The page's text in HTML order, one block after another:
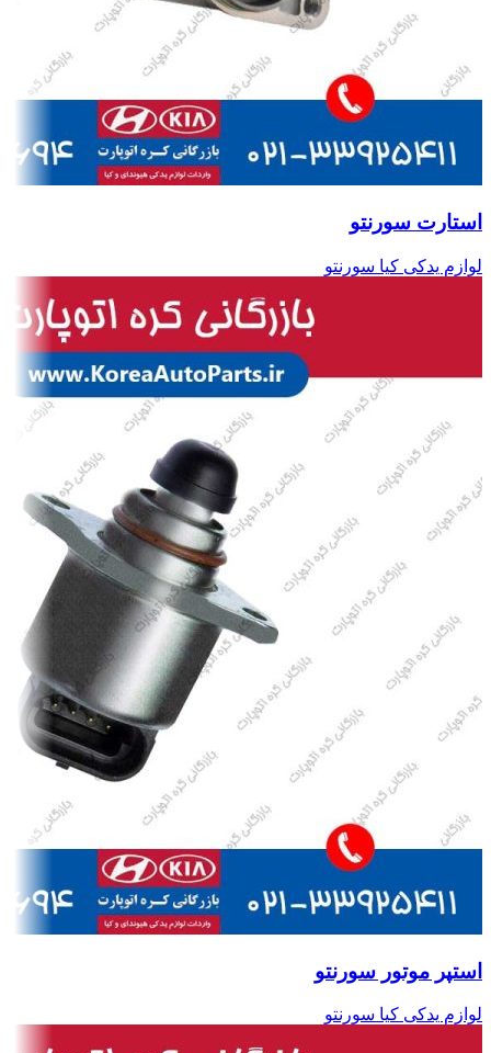
استارت سورنتو
لوازم یدکی کیا سورنتو
استپر موتور سورنتو
لوازم یدکی کیا سورنتو